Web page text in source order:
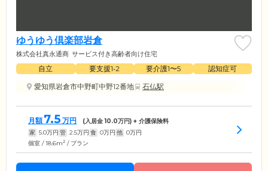
ゆうゆう倶楽部岩倉
株式会社真永通商 サービス付き高齢者向け住宅
自立 要支援1•2 要介護1〜5
認知症可
愛知県岩倉市中野町中野12番地
石仏駅
月額 7.5 万円 (入居金10.0万円) + 介護保険料
家 5.0万円 管 2.5万円 食 0万円 他 0万円
個室 / 18.6m2 / プラン